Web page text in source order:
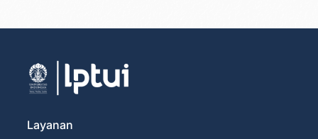
Layanan